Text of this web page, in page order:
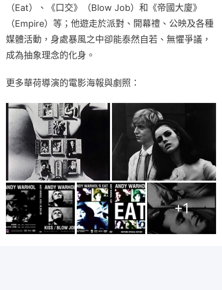
（Eat）、《口交》（Blow Job）和《帝國大廈》
（Empire）等；他遊走於派對、開幕禮、公映及各種
媒體活動，身處暴風之中卻能泰然自若、無懼爭議，
成為抽象理念的化身。
更多華荷導演的電影海報與劇照：
+1